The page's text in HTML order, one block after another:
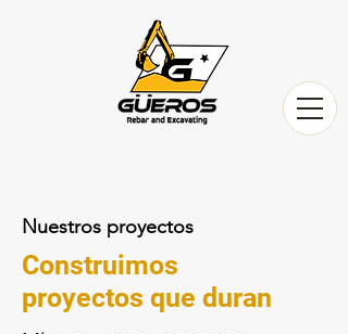
Nuestros proyectos
Construimos
proyectos que duran